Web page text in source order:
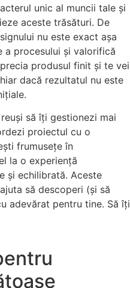
unic al muncii tale și
aceste trăsături. De
nu este exact așa
procesului și valorifică
produsul finit și te vei
dacă rezultatul nu este
să îți gestionezi mai
proiectul cu o
frumusețe în
la o experiență
și echilibrată. Aceste
să descoperi (și să
adevărat pentru tine. Să îți